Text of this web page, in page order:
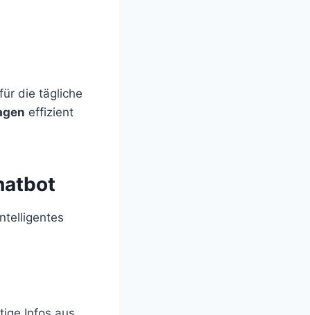
die tägliche
effizient